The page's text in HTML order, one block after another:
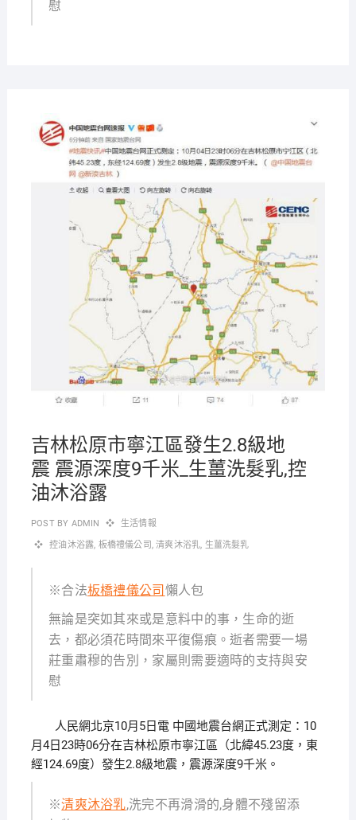
慰
吉林松原市寧江區發生2.8級地
震 震源深度9千米_生薑洗髮乳,控
油沐浴露
POST BY ADMIN 生活情報
控油沐浴露 板橋禮儀公司 ,清爽沐浴乳 生薑洗髮乳
※合法板橋禮儀公司 懶人包
無論是突如其來或是意料中的事，生命的逝
去，都必須花時間來平復傷痕。逝者需要一場
莊重肅穆的告別，家屬則需要適時的支持與安
慰
人民網北京10月5日電 中國地震台網正式測定：10
月4日23時06分在吉林松原市寧江區（北緯45.23度，東
經124.69度）發生2.8級地震，震源深度9千米。
※清爽沐浴乳,洗完不再滑滑的,身體不殘留添